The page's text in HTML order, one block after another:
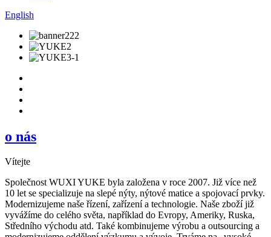
English
o nás
Vítejte
Společnost WUXI YUKE byla založena v roce 2007. Již více než
10 let se specializuje na slepé nýty, nýtové matice a spojovací prvky.
Modernizujeme naše řízení, zařízení a technologie. Naše zboží již
vyvážíme do celého světa, například do Evropy, Ameriky, Ruska,
Středního východu atd. Také kombinujeme výrobu a outsourcing a